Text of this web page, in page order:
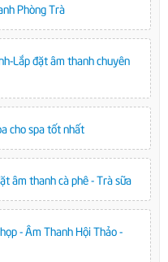
Phòng Trà
Lắp đặt âm thanh chuyên
cho spa tốt nhất
âm thanh cà phê - Trà sữa
- Âm Thanh Hội Thảo -